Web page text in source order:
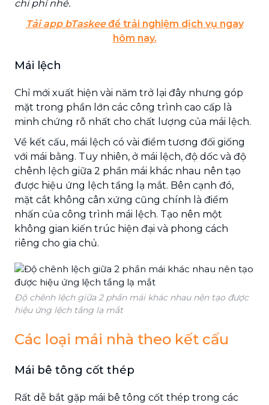
chi phí nhé.
Tải app bTaskeeđể trải nghiệm dịch vụ ngay
hôm nay.
Mái lệch
Chỉ mới xuất hiện vài năm trở lại đây nhưng góp
mặt trong phần lớn các công trình cao cấp là
minh chứng rõ nhất cho chất lượng của mái lệch.
Về kết cấu, mái lệch có vài điểm tương đối giống
với mái bằng. Tuy nhiên, ở mái lệch, độ dốc và độ
chênh lệch giữa 2 phần mái khác nhau nên tạo
được hiệu ứng lệch tầng lạ mắt. Bên cạnh đó,
mặt cắt không cân xứng cũng chính là điểm
nhấn của công trình mái lệch. Tạo nên một
không gian kiến trúc hiện đại và phong cách
riêng cho gia chủ.
Độ chênh lệch giữa 2 phần mái khác nhau nên tạo được
hiệu ứng lệch tầng lạ mắt
Các loại mái nhà theo kết cấu
Mái bê tông cốt thép
Rất dễ bắt gặp mái bê tông cốt thép trong các